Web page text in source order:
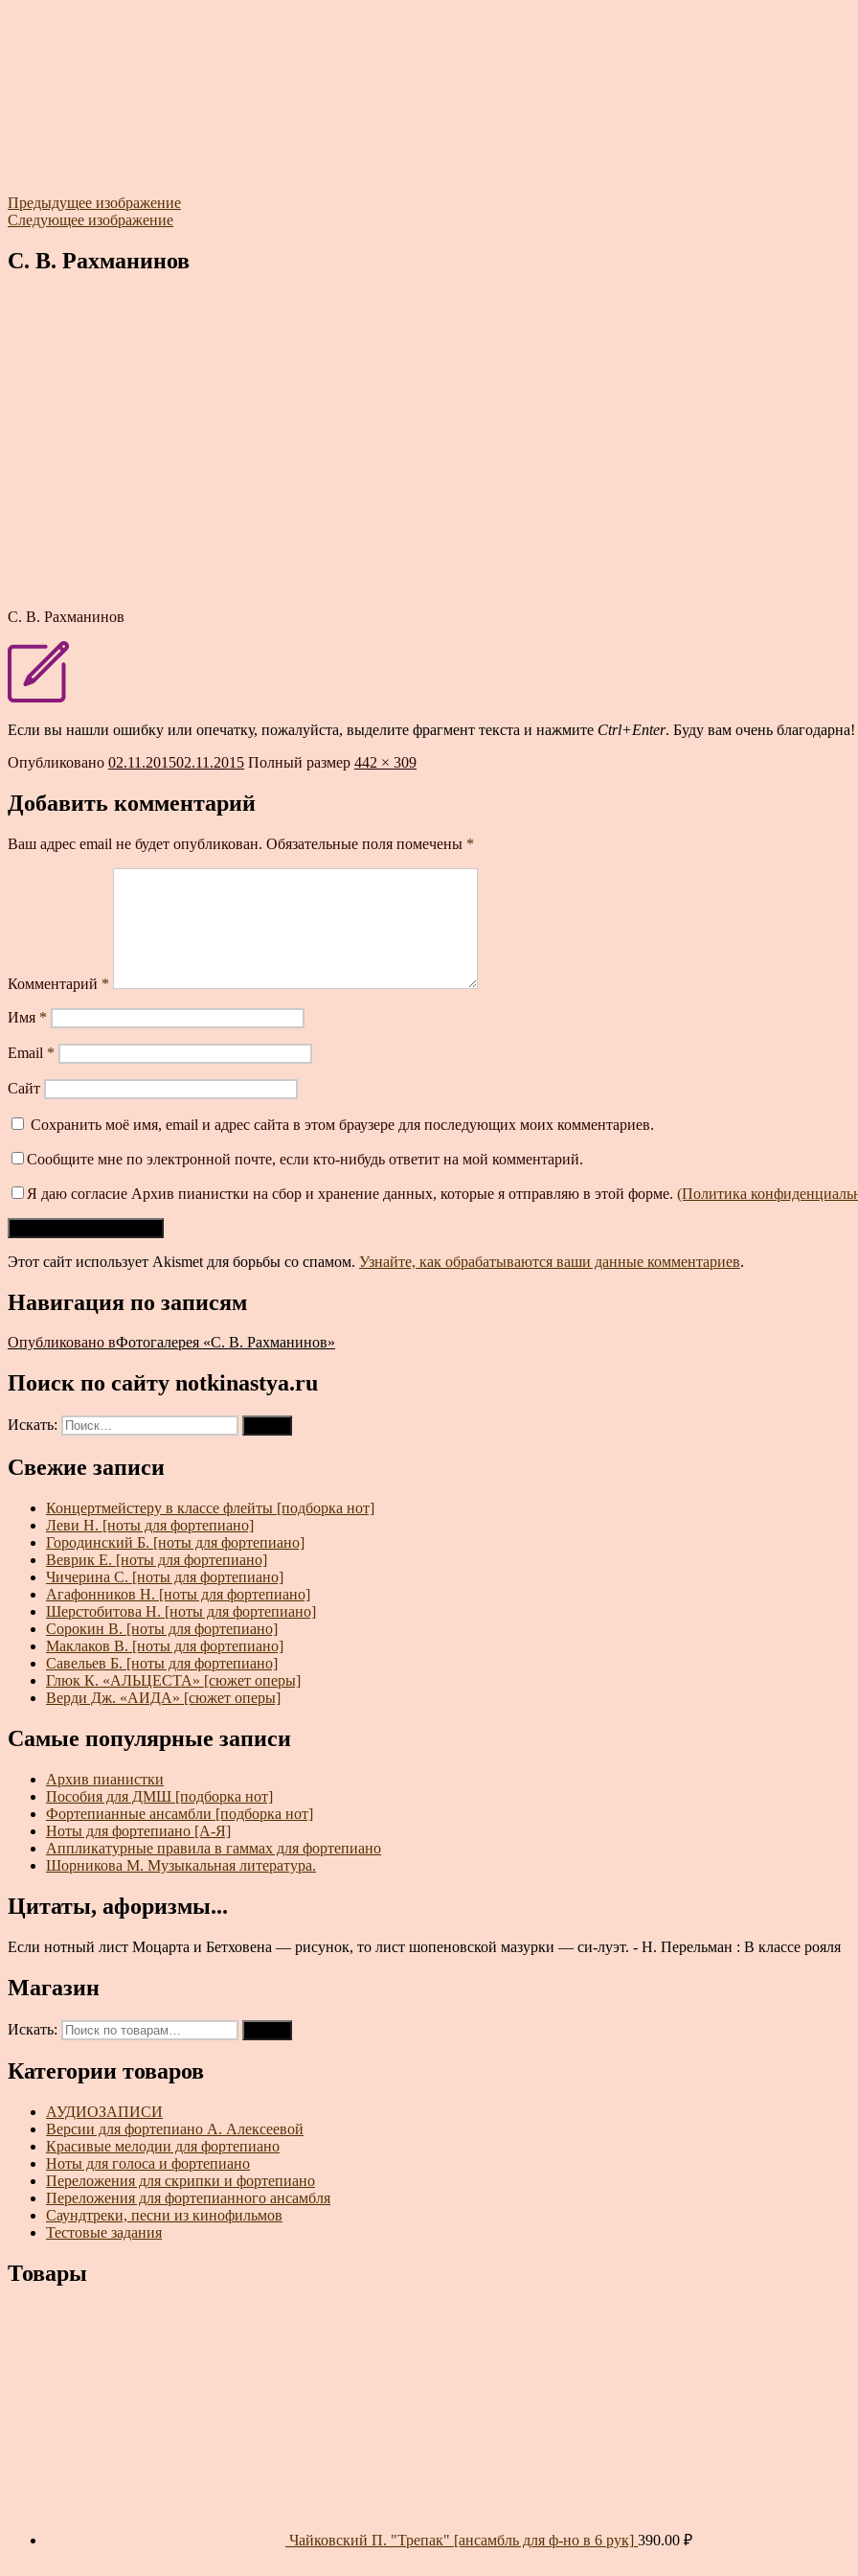
Предыдущее изображение
Следующее изображение
С. В. Рахманинов
С. В. Рахманинов
Если вы нашли ошибку или опечатку, пожалуйста, выделите фрагмент текста и нажмите Ctrl+Enter. Буду вам очень благодарна!
Опубликовано 02.11.201502.11.2015 Полный размер 442 × 309
Добавить комментарий
Ваш адрес email не будет опубликован. Обязательные поля помечены *
Комментарий *
Имя *
Email *
Сайт
Сохранить моё имя, email и адрес сайта в этом браузере для последующих моих комментариев.
Сообщите мне по электронной почте, если кто-нибудь ответит на мой комментарий.
Я даю согласие Архив пианистки на сбор и хранение данных, которые я отправляю в этой форме. (Политика
Этот сайт использует Akismet для борьбы со спамом. Узнайте, как обрабатываются ваши данные комментариев.
Навигация по записям
Опубликовано вФотогалерея «С. В. Рахманинов»
Поиск по сайту notkinastya.ru
Искать:
Свежие записи
Концертмейстеру в классе флейты [подборка нот]
Леви Н. [ноты для фортепиано]
Городинский Б. [ноты для фортепиано]
Веврик Е. [ноты для фортепиано]
Чичерина С. [ноты для фортепиано]
Агафонников Н. [ноты для фортепиано]
Шерстобитова Н. [ноты для фортепиано]
Сорокин В. [ноты для фортепиано]
Маклаков В. [ноты для фортепиано]
Савельев Б. [ноты для фортепиано]
Глюк К. «АЛЬЦЕСТА» [сюжет оперы]
Верди Дж. «АИДА» [сюжет оперы]
Самые популярные записи
Архив пианистки
Пособия для ДМШ [подборка нот]
Фортепианные ансамбли [подборка нот]
Ноты для фортепиано [А-Я]
Аппликатурные правила в гаммах для фортепиано
Шорникова М. Музыкальная литература.
Цитаты, афоризмы...
Если нотный лист Моцарта и Бетховена — рисунок, то лист шопеновской мазурки — си-луэт. - Н. Перельман : В классе рояля
Магазин
Искать:
Категории товаров
АУДИОЗАПИСИ
Версии для фортепиано А. Алексеевой
Красивые мелодии для фортепиано
Ноты для голоса и фортепиано
Переложения для скрипки и фортепиано
Переложения для фортепианного ансамбля
Саундтреки, песни из кинофильмов
Тестовые задания
Товары
Чайковский П. "Трепак" [ансамбль для ф-но в 6 рук] 390.00 ₽